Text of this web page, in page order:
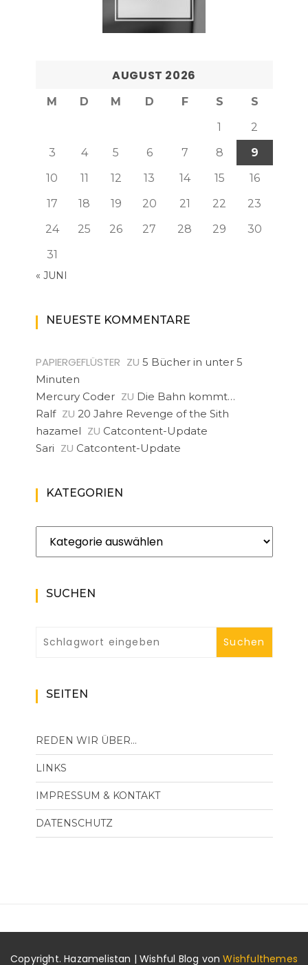
AUGUST 2026
M D M D F S
S
1
2
3
4 5 6 7 8
9
10
11 12 13 14 15
16
17
18 19 20 21 22
23
24
25 26 27 28 29
30
31
« JUNI
NEUESTE KOMMENTARE
PAPIERGEFLÜSTER ZU 5 Bücher in unter 5
Minuten
Mercury Coder ZU Die Bahn kommt…
Ralf ZU 20 Jahre Revenge of the Sith
hazamel ZU Catcontent-Update
Sari ZU Catcontent-Update
KATEGORIEN
Kategorien
SUCHEN
SEITEN
REDEN WIR ÜBER…
LINKS
IMPRESSUM & KONTAKT
DATENSCHUTZ
Copyright. Hazamelistan | Wishful Blog vonWishfulthemes